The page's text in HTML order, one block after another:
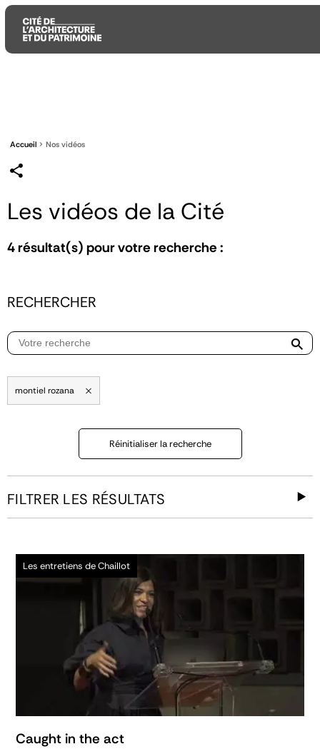
principal
principal
recherche
Accueil Nos vidéos
Les vidéos de la Cité
4résultat(s) pour votre recherche :
RECHERCHER
montiel rozana
Réinitialiser la recherche
FILTRER LES RÉSULTATS
Les entretiens de Chaillot
Caught in the act